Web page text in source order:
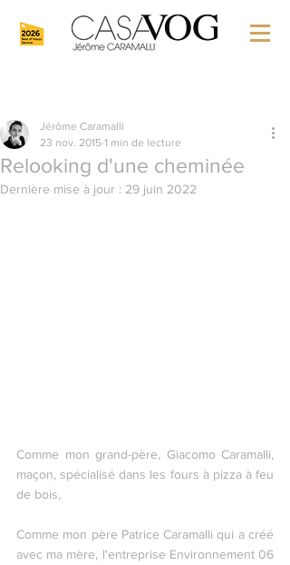
Relooking d'une cheminée
Jérôme Caramalli
23 nov. 2015 1 min de lecture
Dernière mise à jour : 29 juin 2022
Comme mon grand-père, Giacomo Caramalli,
maçon, spécialisé dans les fours à pizza à feu
de bois,
Comme mon père Patrice Caramalli qui a créé
avec ma mère, l'entreprise Environnement 06